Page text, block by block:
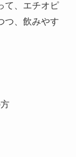
て、エチオピ
つ、飲みやす